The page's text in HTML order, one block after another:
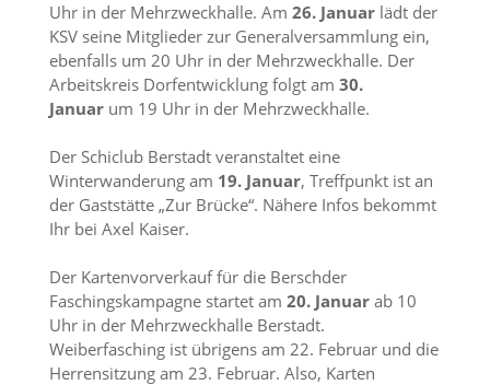
Uhr in der Mehrzweckhalle. Am 26. Januarlädt der
KSV seine Mitglieder zur Generalversammlung ein,
ebenfalls um 20 Uhr in der Mehrzweckhalle. Der
Arbeitskreis Dorfentwicklung folgt am 30.
Januar um 19 Uhr in der Mehrzweckhalle.
Der Schiclub Berstadt veranstaltet eine
Winterwanderung am 19. Januar, Treffpunkt ist an
der Gaststätte „Zur Brücke“. Nähere Infos bekommt
Ihr bei Axel Kaiser.
Der Kartenvorverkauf für die Berschder
Faschingskampagne startet am 20. Januarab 10
Uhr in der Mehrzweckhalle Berstadt.
Weiberfasching ist übrigens am 22. Februar und die
Herrensitzung am 23. Februar. Also, Karten